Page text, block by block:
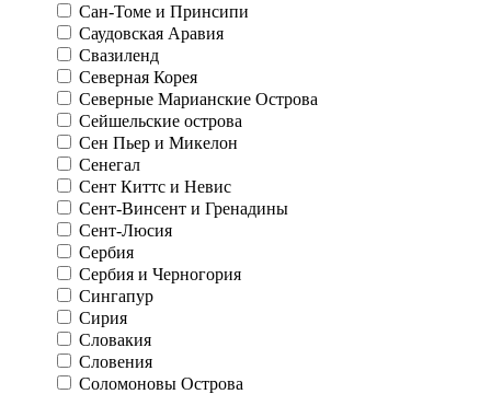
Сан-Томе и Принсипи
Саудовская Аравия
Свазиленд
Северная Корея
Северные Марианские Острова
Сейшельские острова
Сен Пьер и Микелон
Сенегал
Сент Киттс и Невис
Сент-Винсент и Гренадины
Сент-Люсия
Сербия
Сербия и Черногория
Сингапур
Сирия
Словакия
Словения
Соломоновы Острова